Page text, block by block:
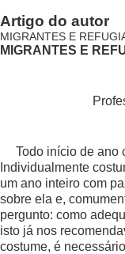
Artigo do autor
MIGRANTES E
MIGRANTES E
Todo início de ano
Individualmente
um ano inteiro com
sobre ela e,
pergunto: como
isto já nos
costume, é